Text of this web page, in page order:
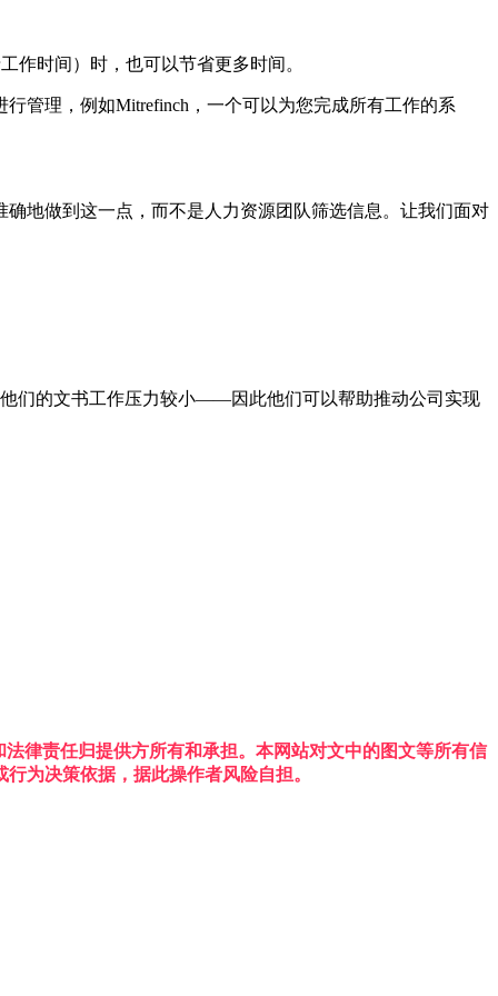
作时间）时，也可以节省更多时间。
管理，例如Mitrefinch，一个可以为您完成所有工作的系
地做到这一点，而不是人力资源团队筛选信息。让我们面对
们的文书工作压力较小——因此他们可以帮助推动公司实现
律责任归提供方所有和承担。本网站对文中的图文等所有信
为决策依据，据此操作者风险自担。